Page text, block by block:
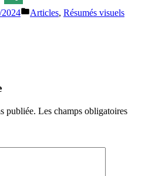
Link
Partager
2024
Publié
Articles, Résumés visuels
publiée. Les champs obligatoires